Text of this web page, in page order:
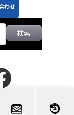
わせ
検索